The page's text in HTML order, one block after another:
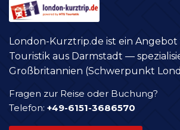
London-Kurztrip.de ist ein Angebot
Touristik aus Darmstadt —
Großbritannien (Schwerpunkt
Fragen zur Reise oder Buchung?
Telefon: +49-6151-3686570